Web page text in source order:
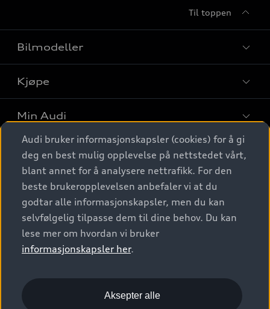
Audi bruker informasjonskapsler (cookies) for å gi
deg en best mulig opplevelse på nettstedet vårt,
blant annet for å analysere nettrafikk. For den
beste brukeropplevelsen anbefaler vi at du
godtar alle informasjonskapsler, men du kan
selvfølgelig tilpasse dem til dine behov. Du kan
lese mer om hvordan vi bruker
informasjonskapsler her.
Aksepter alle
Til toppen
Bilmodeller
Finn din Audi
Sammenlign bilmodeller
Elbiler
SUV
Stasjonsvogn
Sportback
S/RS
Konseptbiler og prototyper
Kjøpe
Kjøpshjelp
Biler på lager
Finn forhandler
Bestill prøvekjøring
Kontakt forhandler
Bilgarantier
Min Audi
Behold nybilfølelsen
Audi Originalt tilbehør
Verkstedtjenester
Digitale tjenester
Audi digitale tjenester
Audi connect
Functions on demand
Kom i gang med myAudi
Audi Norge
Kundeservice
Audi Driving Experience
© 2026 AUDI NORGE. All Rights Reserved.
Imprint